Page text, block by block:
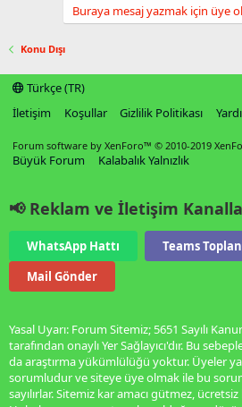
Buraya mesaj yazmak için üye
Konu Dışı
Türkçe (TR)
İletişim
Koşullar Gizlilik Politikası
Forum software by XenForo™ © 2010-2019
Büyük Forum Kalabalık Yalnızlık
📢 Reklam ve İletişim
WhatsApp Hattı Teams
Mail Gönder
Yasal Uyarı: Forum Sitemiz; 5651 Sayılı
tarafından onaylı Yer Sağlayıcı'dır. Bu
da araştırma yükümlülüğü yoktur. Üyeler
sorumludur ve siteye üye olmak ile bu
sayılırlar. Sitemiz kar amacı gütmez,